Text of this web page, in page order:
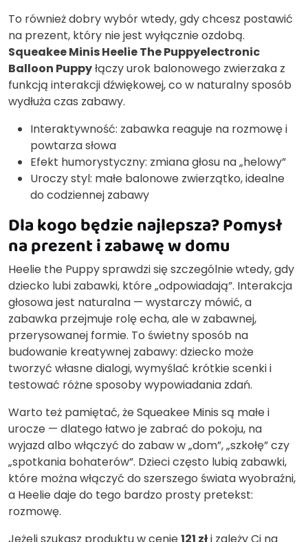
To również dobry wybór wtedy, gdy chcesz postawić
na prezent, który nie jest wyłącznie ozdobą.
Squeakee Minis Heelie The Puppyelectronic
Balloon Puppyłączy urok balonowego zwierzaka z
funkcją interakcji dźwiękowej, co w naturalny sposób
wydłuża czas zabawy.
Interaktywność: zabawka reaguje na rozmowę i
powtarza słowa
Efekt humorystyczny: zmiana głosu na „helowy”
Uroczy styl: małe balonowe zwierzątko, idealne
do codziennej zabawy
Dla kogo będzie najlepsza? Pomysł
na prezent i zabawę w domu
Heelie the Puppy sprawdzi się szczególnie wtedy, gdy
dziecko lubi zabawki, które „odpowiadają”. Interakcja
głosowa jest naturalna — wystarczy mówić, a
zabawka przejmuje rolę echa, ale w zabawnej,
przerysowanej formie. To świetny sposób na
budowanie kreatywnej zabawy: dziecko może
tworzyć własne dialogi, wymyślać krótkie scenki i
testować różne sposoby wypowiadania zdań.
Warto też pamiętać, że Squeakee Minis są małe i
urocze — dlatego łatwo je zabrać do pokoju, na
wyjazd albo włączyć do zabaw w „dom”, „szkołę” czy
„spotkania bohaterów”. Dzieci często lubią zabawki,
które można włączyć do szerszego świata wyobraźni,
a Heelie daje do tego bardzo prosty pretekst:
rozmowę.
Jeżeli szukasz produktu w cenie121 złi zależy Ci na